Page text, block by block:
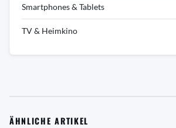
Smartphones & Tablets
TV & Heimkino
ÄHNLICHE ARTIKEL